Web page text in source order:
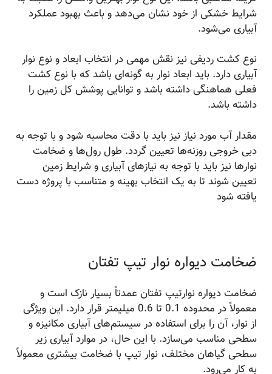
شرایط خشکی از خود نشان می‌دهد و باعث بهبود عملکرد
آبیاری می‌شود.
نوع کشت ردیفی نیز نقش مهمی در انتخاب ابعاد و نوع نوار
آبیاری دارد. باید ابعاد نوار به گونه‌ای باشد که با نوع کشت
فعلی هماهنگی داشته باشد و توانایی پوشش کل زمین را
داشته باشد.
مقدار آب مورد نیاز نیز باید با دقت محاسبه شود و با توجه به
دبی خروجی روزنه‌ها تعیین گردد. طول رول‌ها و ضخامت
نوارها نیز باید با توجه به نیازهای آبیاری و شرایط زمین
تعیین شوند تا به یک انتخاب بهینه و متناسب با پروژه دست
یافته شود
ضخامت دیواره نوار تیپ تفتان
ضخامت دیواره نوارتیپ تفتان عمدتاً بسیار نازک است و
معمولاً در محدوده 0.1 تا 0.6 میلیمتر قرار دارد. این ویژگی
از نوار، آن را برای استفاده در سیستم‌های آبیاری مکانیزه و
سطحی مناسب می‌سازد. با این حال، در موارد آبیاری زیر
سطحی گیاهان مختلف، نوار تیپ با ضخامت بیشتری معمولاً
به کار می‌رود.